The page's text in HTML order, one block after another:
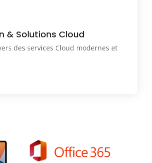
& Solutions Cloud
des services Cloud modernes et
dans la migration de vos
et transition vers des services Cloud
modernes et fiables